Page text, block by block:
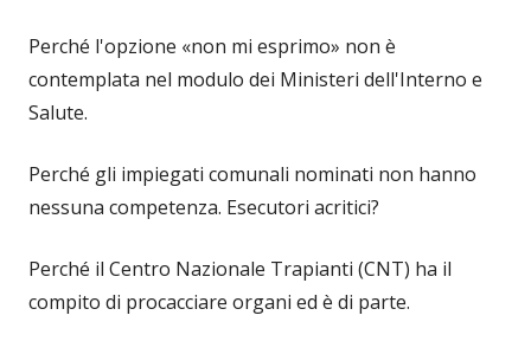
Perché l'opzione «non mi esprimo» non è
contemplata nel modulo dei Ministeri dell'Interno e
Salute.
Perché gli impiegati comunali nominati non hanno
nessuna competenza. Esecutori acritici?
Perché il Centro Nazionale Trapianti (CNT) ha il
compito di procacciare organi ed è di parte.